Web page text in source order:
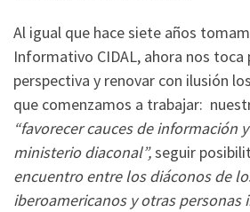
Al igual que hace siete años
Informativo CIDAL, ahora nos toca
perspectiva y renovar con ilusión
que comenzamos a trabajar:
“favorecer cauces de información
ministerio diaconal”,seguir
encuentro entre los diáconos de
iberoamericanos y otras personas